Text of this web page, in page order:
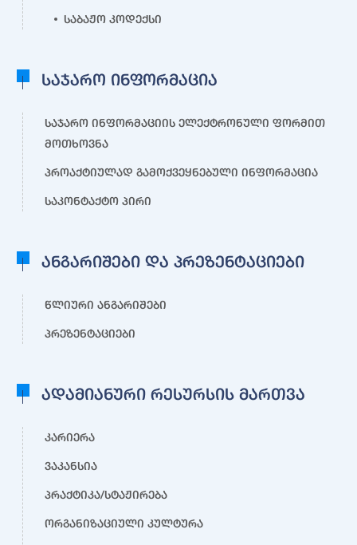
საბაჟო კოდექსი
საჯარო ინფორმაცია
საჯარო ინფორმაციის ელექტრონული ფორმით
მოთხოვნა
პროაქტიულად გამოქვეყნებული ინფორმაცია
საკონტაქტო პირი
ანგარიშები და პრეზენტაციები
წლიური ანგარიშები
პრეზენტაციები
ადამიანური რესურსის მართვა
კარიერა
ვაკანსია
პრაქტიკა/სტაჟირება
ორგანიზაციული კულტურა